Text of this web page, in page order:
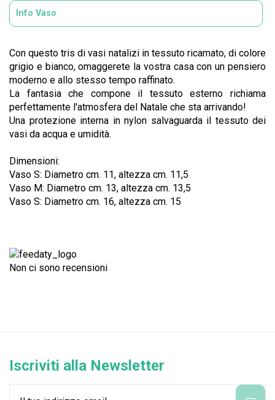
Info Vaso
Con questo tris di vasi natalizi in tessuto ricamato, di colore
grigio e bianco, omaggerete la vostra casa con un pensiero
moderno e allo stesso tempo raffinato.
La fantasia che compone il tessuto esterno richiama
perfettamente l'atmosfera del Natale che sta arrivando!
Una protezione interna in nylon salvaguarda il tessuto dei
vasi da acqua e umidità.
Dimensioni:
Vaso S: Diametro cm. 11, altezza cm. 11,5
Vaso M: Diametro cm. 13, altezza cm. 13,5
Vaso S: Diametro cm. 16, altezza cm. 15
Non ci sono recensioni
Iscriviti alla Newsletter